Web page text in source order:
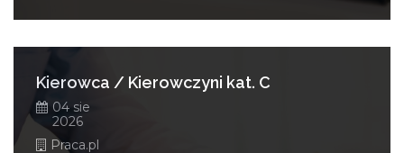
Kierowca / Kierowczyni kat. C
04 sie
2026
Praca.pl